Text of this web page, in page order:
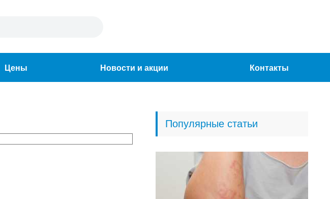
Цены Новости и акции Контакты
Популярные статьи